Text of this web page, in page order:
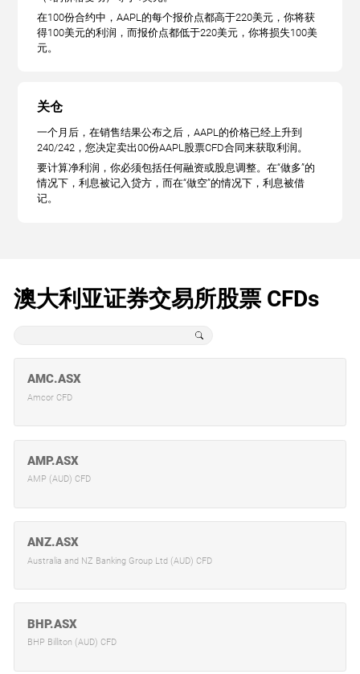
在100份合约中，AAPL的每个报价点都高于220美元，你将获
得100美元的利润，而报价点都低于220美元，你将损失100美
元。
关仓
一个月后，在销售结果公布之后，AAPL的价格已经上升到
240/242，您决定卖出00份AAPL股票CFD合同来获取利润。
要计算净利润，你必须包括任何融资或股息调整。在“做多”的
情况下，利息被记入贷方，而在“做空”的情况下，利息被借
记。
澳大利亚证券交易所股票 CFDs
AMC.ASX
Amcor CFD
AMP.ASX
AMP (AUD) CFD
ANZ.ASX
Australia and NZ Banking Group Ltd (AUD) CFD
BHP.ASX
BHP Billiton (AUD) CFD